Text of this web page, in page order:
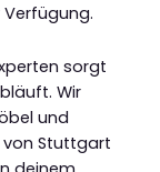
sorgt
Wir
und
Stuttgart